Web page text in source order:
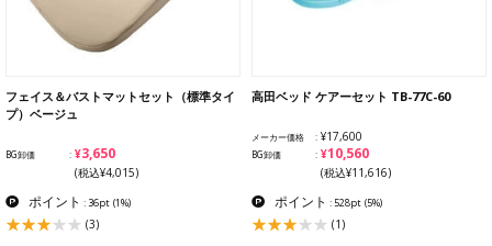
フェイス＆バストマットセット（標準タイ
プ）ベージュ
BG卸価 ¥3,650
(税込¥4,015)
ポイント : 36pt (1%)
(3)
高田ベッド ケアーセット TB-77C-60
メーカー価格 ¥17,600
BG卸価 ¥10,560
(税込¥11,616)
ポイント : 528pt (5%)
(1)